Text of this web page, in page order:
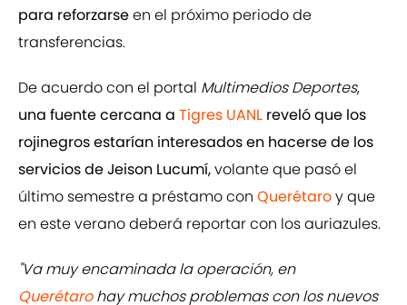
para reforzarseen el próximo periodo de
transferencias.
De acuerdo con el portal Multimedios Deportes,
una fuente cercana a Tigres UANL reveló que los
rojinegros estarían interesados en hacerse de los
servicios de Jeison Lucumí,volante que pasó el
último semestre a préstamo con Querétaroy que
en este verano deberá reportar con los auriazules.
"Va muy encaminada la operación, en
Querétarohay muchos problemas con los nuevos